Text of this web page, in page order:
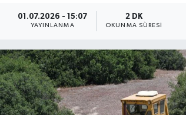
01.07.2026 - 15:07
YAYINLANMA
2 DK
OKUNMA SÜRESI